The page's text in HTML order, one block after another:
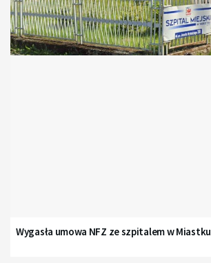
Wygasła umowa NFZ ze szpitalem w Miastku